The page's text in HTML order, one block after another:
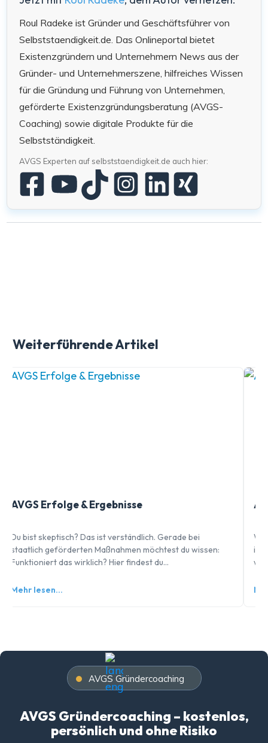
Roul Radeke ist Gründer und Geschäftsführer von
Selbststaendigkeit.de. Das Onlineportal bietet
Existenzgründern und Unternehmern News aus der
Gründer- und Unternehmerszene, hilfreiches Wissen
für die Gründung und Führung von Unternehmen,
geförderte Existenzgründungsberatung (AVGS-
Coaching) sowie digitale Produkte für die
Selbstständigkeit.
AVGS Experten auf selbststaendigkeit.de auch hier:
Weiterführende Artikel
AVGS Erfolge & Ergebnisse
Du bist skeptisch? Das ist verständlich. Gerade bei
staatlich geförderten Maßnahmen möchtest du wissen:
Funktioniert das wirklich? Hier findest du…
Mehr lesen…
ist
AVGS Gründercoaching
AVGS Gründercoaching – kostenlos,
persönlich und ohne Risiko